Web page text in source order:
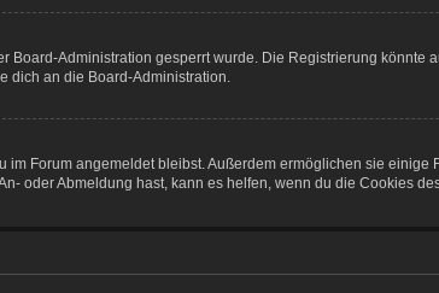
Board-Administration gesperrt wurde. Die Registrierung könnte
dich an die Board-Administration.
Forum angemeldet bleibst. Außerdem ermöglichen sie einige
oder Abmeldung hast, kann es helfen, wenn du die Cookies